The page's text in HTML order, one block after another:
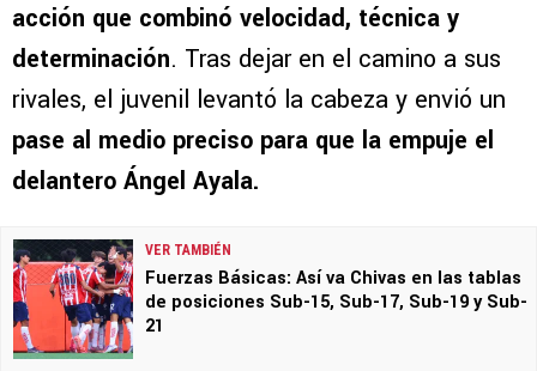
acción que combinó velocidad, técnica y
determinación. Tras dejar en el camino a sus
rivales, el juvenil levantó la cabeza y envió un
pase al medio preciso para que la empuje el
delantero Ángel Ayala.
VER TAMBIÉN
Fuerzas Básicas: Así va Chivas en las tablas
de posiciones Sub-15, Sub-17, Sub-19 y Sub-
21